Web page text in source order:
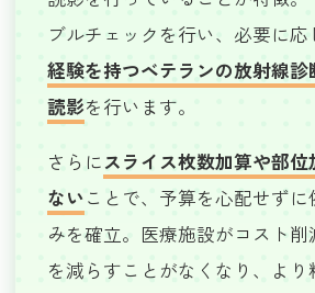
ブルチェックを行い、必要に応
経験を持つベテランの放射線
読影を行います。
さらにスライス枚数加算や部
ないことで、予算を心配せず
みを確立。医療施設がコスト
を減らすことがなくなり、よ